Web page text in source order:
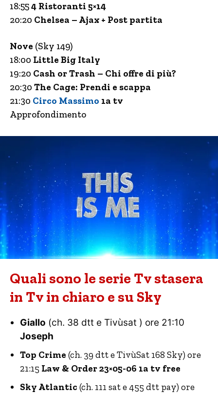
18:554 Ristoranti 5×14
20:20 Chelsea – Ajax + Post partita
Nove (Sky 149)
18:00 Little Big Italy
19:20 Cash or Trash – Chi offre di più?
20:30 The Cage: Prendi e scappa
21:30 Circo Massimo 1a tv
Approfondimento
Quali sono le serie Tv stasera
in Tv in chiaro e su Sky
Giallo (ch. 38 dtt e Tivùsat ) ore 21:10
Joseph
Top Crime (ch. 39 dtt e TivùSat 168 Sky) ore
21:15 Law & Order 23×05-06 1a tv free
Sky Atlantic (ch. 111 sat e 455 dtt pay) ore